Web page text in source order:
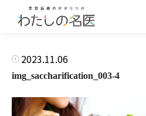
2023.11.06
img_saccharification_003-4